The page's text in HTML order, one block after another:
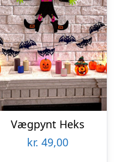
Vægpynt Heks
kr. 49,00